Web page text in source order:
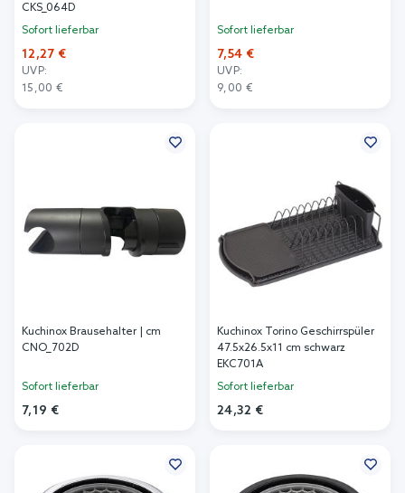
CKS_064D
Sofort lieferbar
12,27 €
UVP:
15,00 €
Sofort lieferbar
7,54 €
UVP:
9,00 €
Kuchinox Brausehalter | cm
CNO_702D
Sofort lieferbar
7,19 €
Kuchinox Torino Geschirrspüler
47.5x26.5x11 cm schwarz
EKC701A
Sofort lieferbar
24,32 €